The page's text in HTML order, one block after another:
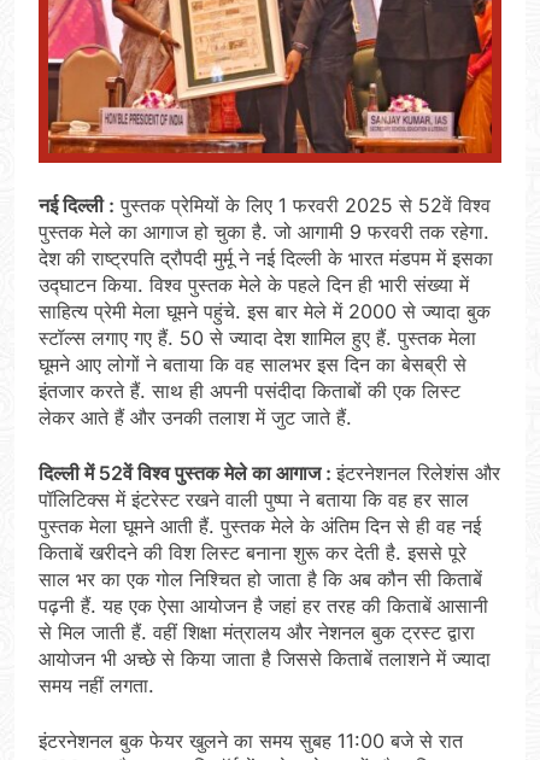
नई दिल्ली : पुस्तक प्रेमियों के लिए 1 फरवरी 2025 से 52वें विश्व
पुस्तक मेले का आगाज हो चुका है. जो आगामी 9 फरवरी तक रहेगा.
देश की राष्ट्रपति द्रौपदी मुर्मू ने नई दिल्ली के भारत मंडपम में इसका
उद्घाटन किया. विश्व पुस्तक मेले के पहले दिन ही भारी संख्या में
साहित्य प्रेमी मेला घूमने पहुंचे. इस बार मेले में 2000 से ज्यादा बुक
स्टॉल्स लगाए गए हैं. 50 से ज्यादा देश शामिल हुए हैं. पुस्तक मेला
घूमने आए लोगों ने बताया कि वह सालभर इस दिन का बेसब्री से
इंतजार करते हैं. साथ ही अपनी पसंदीदा किताबों की एक लिस्ट
लेकर आते हैं और उनकी तलाश में जुट जाते हैं.
दिल्ली में 52वें विश्व पुस्तक मेले का आगाज :इंटरनेशनल रिलेशंस और
पॉलिटिक्स में इंटरेस्ट रखने वाली पुष्पा ने बताया कि वह हर साल
पुस्तक मेला घूमने आती हैं. पुस्तक मेले के अंतिम दिन से ही वह नई
किताबें खरीदने की विश लिस्ट बनाना शुरू कर देती है. इससे पूरे
साल भर का एक गोल निश्चित हो जाता है कि अब कौन सी किताबें
पढ़नी हैं. यह एक ऐसा आयोजन है जहां हर तरह की किताबें आसानी
से मिल जाती हैं. वहीं शिक्षा मंत्रालय और नेशनल बुक ट्रस्ट द्वारा
आयोजन भी अच्छे से किया जाता है जिससे किताबें तलाशने में ज्यादा
समय नहीं लगता.
इंटरनेशनल बुक फेयर खुलने का समय सुबह 11:00 बजे से रात